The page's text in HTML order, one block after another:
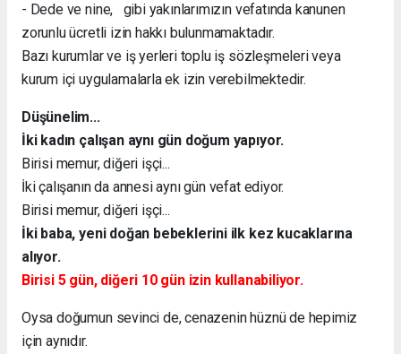
- Dede ve nine, gibi yakınlarımızın vefatında kanunen
zorunlu ücretli izin hakkı bulunmamaktadır.
Bazı kurumlar ve iş yerleri toplu iş sözleşmeleri veya
kurum içi uygulamalarla ek izin verebilmektedir.
Düşünelim...
İki kadın çalışan aynı gün doğum yapıyor.
Birisi memur, diğeri işçi...
İki çalışanın da annesi aynı gün vefat ediyor.
Birisi memur, diğeri işçi...
İki baba, yeni doğan bebeklerini ilk kez kucaklarına
alıyor.
Birisi 5 gün, diğeri 10 gün izin kullanabiliyor.
Oysa doğumun sevinci de, cenazenin hüznü de hepimiz
için aynıdır.